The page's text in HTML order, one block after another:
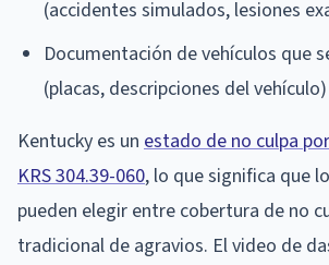
(accidentes simulados, lesiones
Documentación de vehículos que
(placas, descripciones del vehículo)
Kentucky es un estado de no culpa
KRS 304.39-060, lo que significa que
pueden elegir entre cobertura de no
tradicional de agravios. El video de